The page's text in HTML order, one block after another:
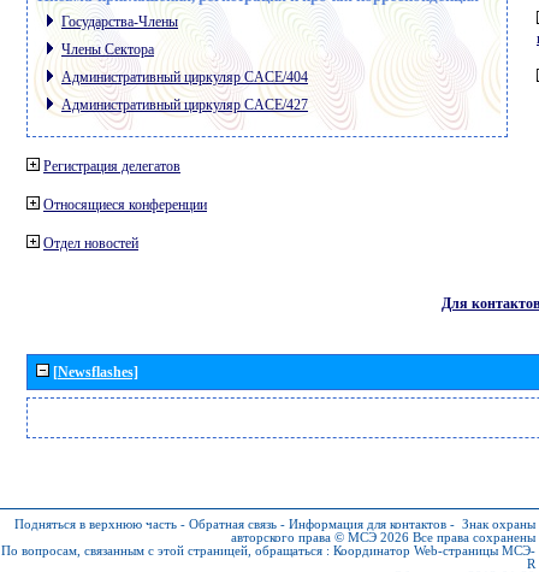
Государства-Члены
Члены Сектора
Административный циркуляр CACE/404
Административный циркуляр CACE/427
Регистрация делегатов
Относящиеся конференции
Отдел новостей
Для контактов
[Newsflashes]
Подняться в верхнюю часть - Обратная связь - Информация для контактов - Знак охраны
авторского права © МСЭ 2026 Все права сохранены
По вопросам, связанным с этой страницей, обращаться : Координатор Web-страницы МСЭ-
R